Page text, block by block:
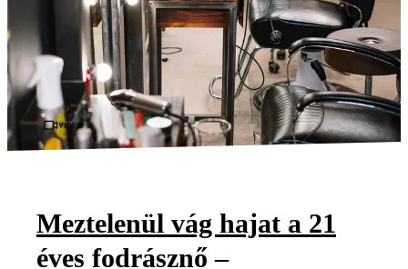
Videó
Meztelenül vág hajat a 21
éves fodrásznő –